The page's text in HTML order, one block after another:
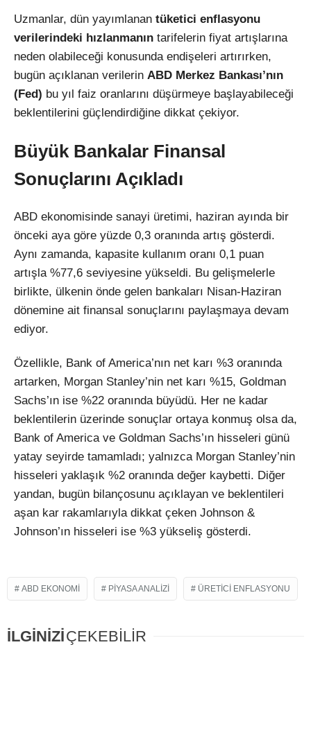
Uzmanlar, dün yayımlanan tüketici enflasyonu
verilerindeki hızlanmanın tarifelerin fiyat artışlarına
neden olabileceği konusunda endişeleri artırırken,
bugün açıklanan verilerin ABD Merkez Bankası’nın
(Fed) bu yıl faiz oranlarını düşürmeye başlayabileceği
beklentilerini güçlendirdiğine dikkat çekiyor.
Büyük Bankalar Finansal
Sonuçlarını Açıkladı
ABD ekonomisinde sanayi üretimi, haziran ayında bir
önceki aya göre yüzde 0,3 oranında artış gösterdi.
Aynı zamanda, kapasite kullanım oranı 0,1 puan
artışla %77,6 seviyesine yükseldi. Bu gelişmelerle
birlikte, ülkenin önde gelen bankaları Nisan-Haziran
dönemine ait finansal sonuçlarını paylaşmaya devam
ediyor.
Özellikle, Bank of America’nın net karı %3 oranında
artarken, Morgan Stanley’nin net karı %15, Goldman
Sachs’ın ise %22 oranında büyüdü. Her ne kadar
beklentilerin üzerinde sonuçlar ortaya konmuş olsa da,
Bank of America ve Goldman Sachs’ın hisseleri günü
yatay seyirde tamamladı; yalnızca Morgan Stanley’nin
hisseleri yaklaşık %2 oranında değer kaybetti. Diğer
yandan, bugün bilançosunu açıklayan ve beklentileri
aşan kar rakamlarıyla dikkat çeken Johnson &
Johnson’ın hisseleri ise %3 yükseliş gösterdi.
ABD EKONOMI PIYASA ANALIZI ÜRETICI ENFLASYONU
İLGİNİZİÇEKEBİLİR